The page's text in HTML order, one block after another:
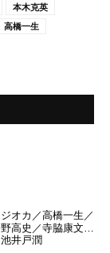
本木克英
高橋一生
オカ／高橋一生／
高史／寺脇康文／
ツヨシ／中村蒼／
井戸潤